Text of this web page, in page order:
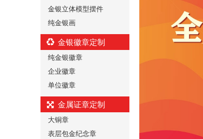
金银立体模型摆件
纯金银画
金银徽章定制
纯金银徽章
企业徽章
单位徽章
金属证章定制
大铜章
表层包金纪念章